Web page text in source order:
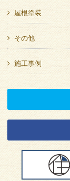
屋根塗装
その他
施工事例